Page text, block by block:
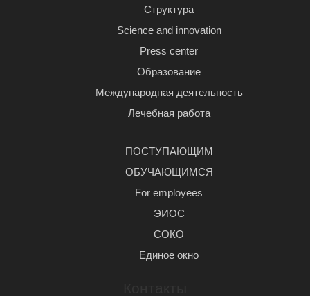
Структура
Science and innovation
Press center
Образование
Международная деятельность
Лечебная работа
ПОСТУПАЮЩИМ
ОБУЧАЮЩИМСЯ
For employees
ЭИОС
СОКО
Единое окно